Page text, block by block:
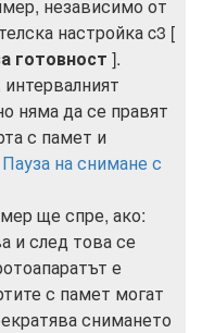
независимо от
настройка c3 [
готовност ].
няма да се правят
с памет и
Пауза на снимане с
ще спре, ако:
и след това се
е
с памет могат
снимането